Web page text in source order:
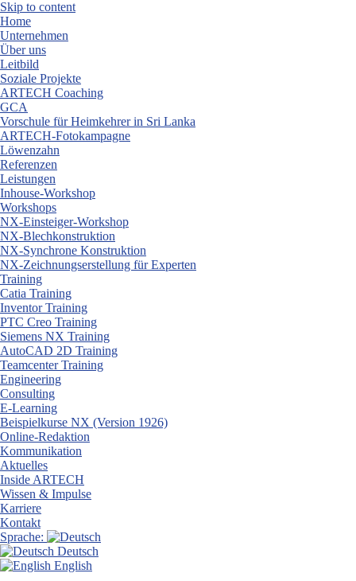
Skip to content
Home
Unternehmen
Über uns
Leitbild
Soziale Projekte
ARTECH Coaching
GCA
Vorschule für Heimkehrer in Sri Lanka
ARTECH-Fotokampagne
Löwenzahn
Referenzen
Leistungen
Inhouse-Workshop
Workshops
NX-Einsteiger-Workshop
NX-Blechkonstruktion
NX-Synchrone Konstruktion
NX-Zeichnungserstellung für Experten
Training
Catia Training
Inventor Training
PTC Creo Training
Siemens NX Training
AutoCAD 2D Training
Teamcenter Training
Engineering
Consulting
E-Learning
Beispielkurse NX (Version 1926)
Online-Redaktion
Kommunikation
Aktuelles
Inside ARTECH
Wissen & Impulse
Karriere
Kontakt
Sprache:
Deutsch
English